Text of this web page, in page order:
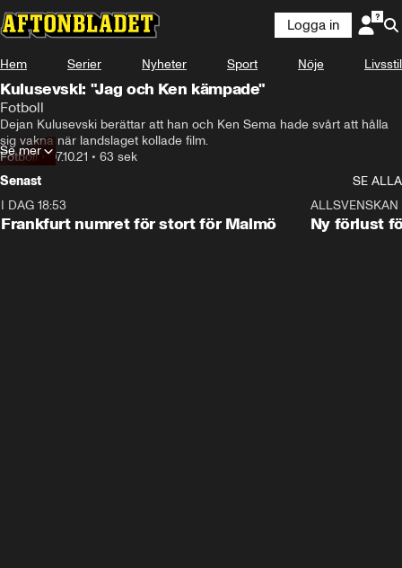
Logga in
Hem Serier Nyheter Sport Nöje Livsstil
Kulusevski: "Jag och Ken kämpade"
Fotboll
Dejan Kulusevski berättar att han och Ken Sema hade svårt att hålla
sig vakna när landslaget kollade film.
Fotboll•07.10.21 • 63 sek
Se mer
Senast
SE ALLA
I DAG 18:53
Frankfurt numret för stort för Malmö
ALLSVENSKAN
Ny förlust